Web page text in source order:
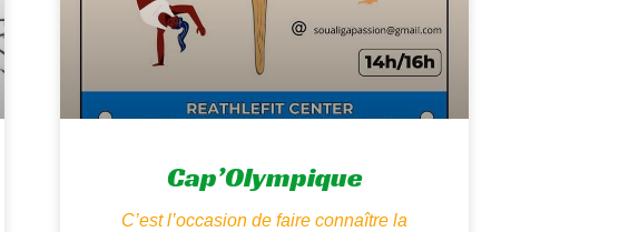
Cap’Olympique
C’est l’occasion de faire connaître la